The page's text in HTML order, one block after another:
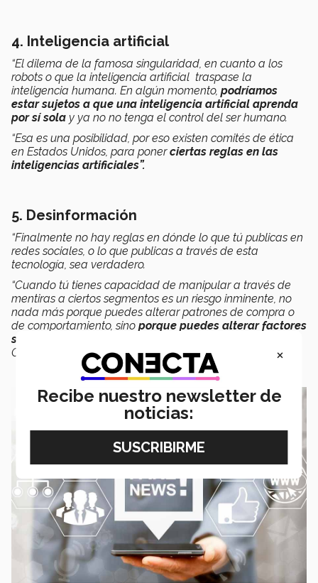
4. Inteligencia artificial
“El dilema de la famosa singularidad, en cuanto a los
robots o que la inteligencia artificial traspase la
inteligencia humana. En algún momento, podríamos
estar sujetos a que una inteligencia artificial aprenda
por sí sola y ya no no tenga el control del ser humano.
“Esa es una posibilidad, por eso existen comités de ética
en Estados Unidos, para ponerciertas reglas en las
inteligencias artificiales”.
5. Desinformación
“Finalmente no hay reglas en dónde lo que tú publicas en
redes sociales, o lo que publicas a través de esta
tecnología, sea verdadero.
“Cuando tú tienes capacidad de manipular a través de
mentiras a ciertos segmentos es un riesgo inminente, no
nada más porque puedes alterar patrones de compra o
de comportamiento, sino porque puedes alterar factores
sociales o políticos;
Cambridge Analytics”.
×
Recibe nuestro newsletter de
noticias: